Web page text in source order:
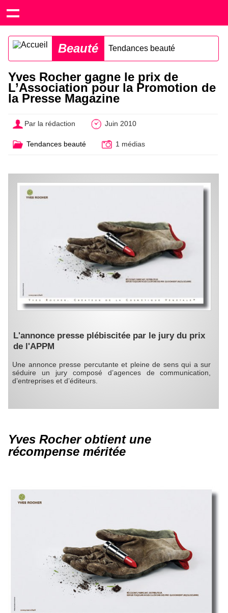
Beauté Tendances beauté
Yves Rocher gagne le prix de
L’Association pour la Promotion de
la Presse Magazine
Par la rédaction Juin 2010
Tendances beauté 1 médias
L'annonce presse plébiscitée par le jury du prix
de l'APPM
Une annonce presse percutante et pleine de sens qui a sur
séduire un jury composé d’agences de communication,
d’entreprises et d’éditeurs.
Yves Rocher obtient une
récompense méritée